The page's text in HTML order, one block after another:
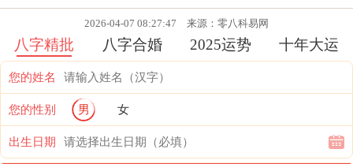
2026-04-07 08:27:47 来源：零八科易网
八字精批 八字合婚 2025运势 十年大运
您的姓名
您的性别 男 女
出生日期